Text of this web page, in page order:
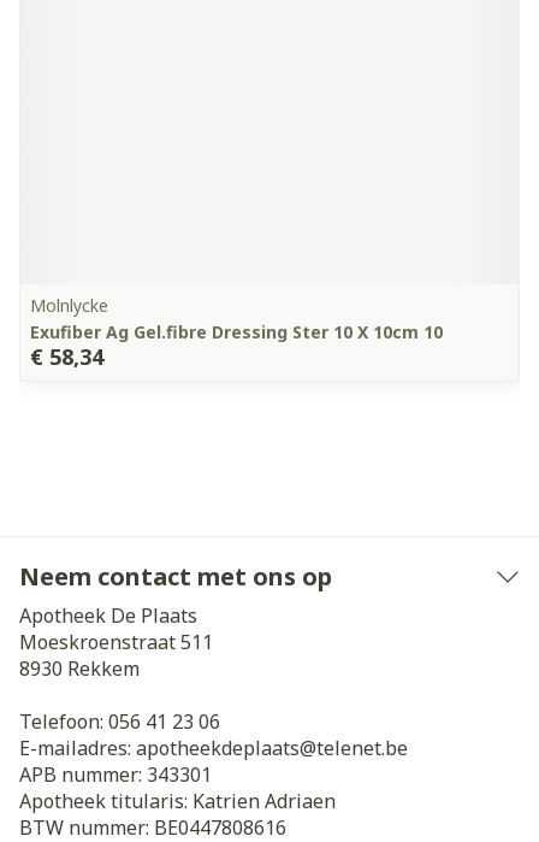
Molnlycke
Exufiber Ag Gel.fibre Dressing Ster 10 X 10cm 10
€ 58,34
Neem contact met ons op
Apotheek De Plaats
Moeskroenstraat 511
8930 Rekkem
Telefoon: 056 41 23 06
E-mailadres: apotheekdeplaats@telenet.be
APB nummer: 343301
Apotheek titularis: Katrien Adriaen
BTW nummer: BE0447808616